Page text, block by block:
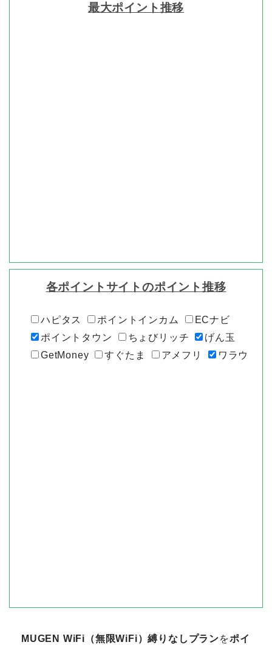
最大ポイント推移
各ポイントサイトのポイント推移
ハピタス ポイントインカム
ECナビ
ポイントタウン
ちょびリッチ
げん玉
GetMoney
すぐたま アメフリ ワラウ
MUGEN WiFi（無限WiFi）縛りなしプランをポイ